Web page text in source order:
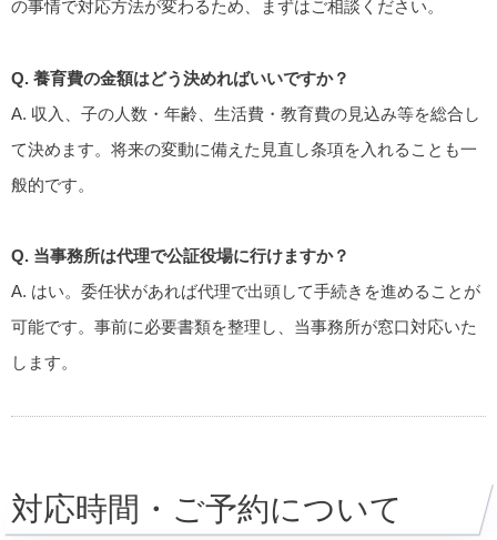
の事情で対応方法が変わるため、まずはご相談ください。
Q. 養育費の金額はどう決めればいいですか？
A. 収入、子の人数・年齢、生活費・教育費の見込み等を総合し
て決めます。将来の変動に備えた見直し条項を入れることも一
般的です。
Q. 当事務所は代理で公証役場に行けますか？
A. はい。委任状があれば代理で出頭して手続きを進めることが
可能です。事前に必要書類を整理し、当事務所が窓口対応いた
します。
対応時間・ご予約について